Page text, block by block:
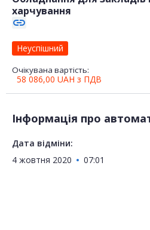
харчування
link
Очікувана вартість:
58 086,00 UAH з ПДВ
Неуспішний
Інформація про
Дата відміни:
4 жовтня 2020
07:01